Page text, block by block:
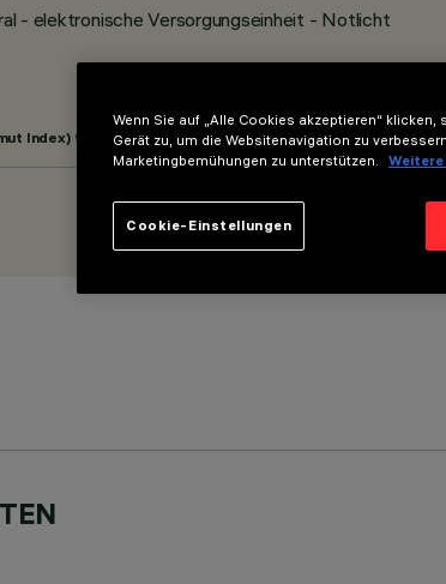
- elektronische Versorgungseinheit - Notlicht
Index) 96
Wenn Sie auf „Alle Cookies akzeptieren“
Gerät zu, um die Websitenavigation zu
Marketingbemühungen zu unterstützen.
Cookie-Einstellungen